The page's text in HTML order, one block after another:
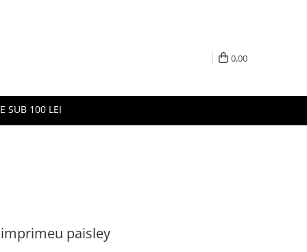
0,00
SUB 100 LEI
paisley